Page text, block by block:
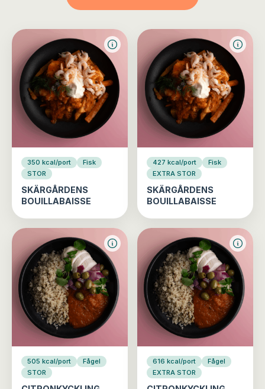
350 kcal/port
Fisk
STOR
SKÄRGÅRDENS
BOUILLABAISSE
427 kcal/port
Fisk
EXTRA STOR
SKÄRGÅRDENS
BOUILLABAISSE
505 kcal/port
Fågel
STOR
616 kcal/port
Fågel
EXTRA STOR